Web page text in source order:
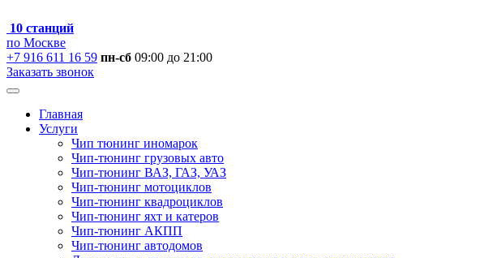
10 станций
по Москве
+7 916 611 16 59 пн-сб 09:00 до 21:00
Заказать звонок
Главная
Услуги
Чип тюнинг иномарок
Чип-тюнинг грузовых авто
Чип-тюнинг ВАЗ, ГАЗ, УАЗ
Чип-тюнинг мотоциклов
Чип-тюнинг квадроциклов
Чип-тюнинг яхт и катеров
Чип-тюнинг АКПП
Чип-тюнинг автодомов